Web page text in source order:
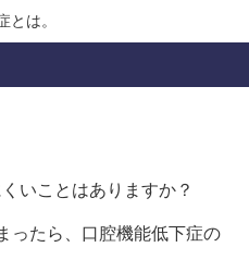
とは。
いことはありますか？
ったら、口腔機能低下症の